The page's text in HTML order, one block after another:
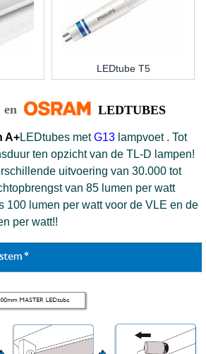
LEDtube T5
en LEDTUBES
A+LEDtubes metG13 lampvoet . Tot
ten opzicht van de TL-D lampen!
uitvoering van 30.000 tot
van 85 lumen per watt
100 lumen per watt voor de VLE en de
per watt!!